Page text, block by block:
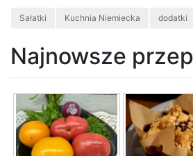
Sałatki Kuchnia Niemiecka dodatki
Najnowsze